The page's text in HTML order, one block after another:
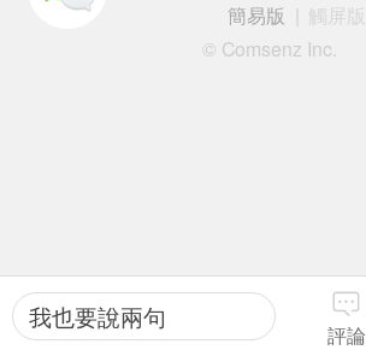
我也要說兩句
評論
簡易版
觸屏版
© Comsenz Inc.